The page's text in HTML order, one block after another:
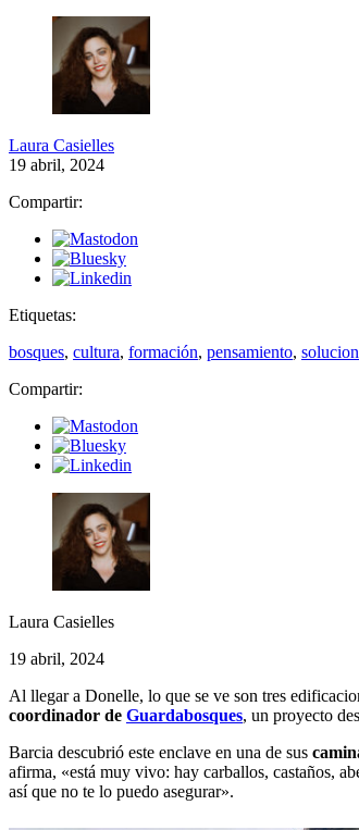
Laura Casielles
19 abril, 2024
Compartir:
Etiquetas:
bosques, cultura, formación, pensamiento,
Compartir:
Laura Casielles
19 abril, 2024
Al llegar a Donelle, lo que se ve son tres
coordinador de Guardabosques, un proyecto
Barcia descubrió este enclave en una de sus
afirma, «está muy vivo: hay carballos, castaños,
así que no te lo puedo asegurar».